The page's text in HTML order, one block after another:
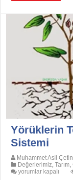
Yörüklerin
Sistemi
Muhammet Asil Çetin
Değerlerimiz ,
Yörüklerin
yorumlar kapalı